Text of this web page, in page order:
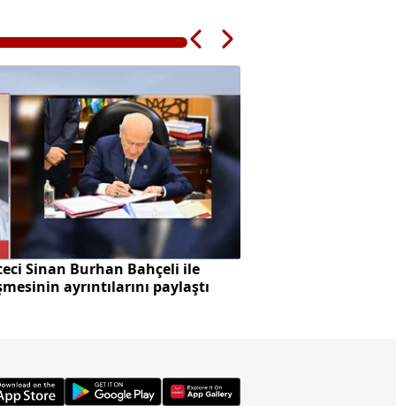
Sinan Burhan Bahçeli ile
ayrıntılarını paylaştı